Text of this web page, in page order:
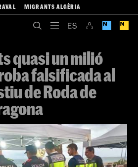
MIGRANTS ALGÈRIA
quasi un milió
falsificada al
de Roda de